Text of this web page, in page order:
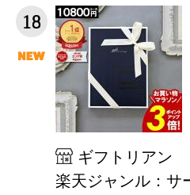
18
ギフトリアン
楽天ジャンル：サ